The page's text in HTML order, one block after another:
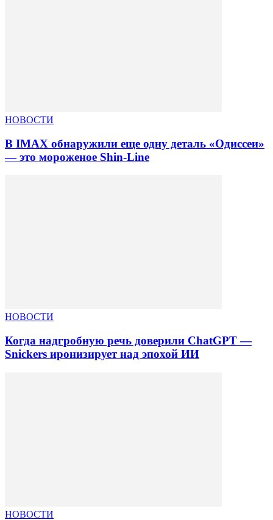
НОВОСТИ
В IMAX обнаружили еще одну деталь «Одиссеи»
— это мороженое Shin-Line
НОВОСТИ
Когда надгробную речь доверили ChatGPT —
Snickers иронизирует над эпохой ИИ
НОВОСТИ